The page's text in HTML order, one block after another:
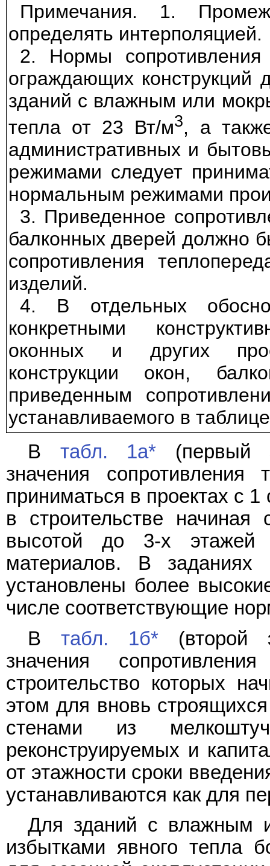
Примечания. 1.
определять интерполяцией.
2. Нормы сопротивления
ограждающих конструкций
зданий с влажным или
тепла от 23 Вт/м3, а
административных и
режимами следует
нормальным режимами
3. Приведенное
балконных дверей должно
сопротивления
изделий.
4. В отдельных
конкретными
оконных и других
конструкции окон,
приведенным
устанавливаемого в
В табл. 1а* (первый
значения сопротивления
приниматься в проектах с 1
в строительстве
высотой до 3-х этажей
материалов. В заданиях
установлены более
числе соответствующие
В табл. 1б* (второй
значения
строительство которых
этом для вновь
стенами из
реконструируемых и
от этажности сроки
устанавливаются как для
Для зданий с влажным
избытками явного тепла